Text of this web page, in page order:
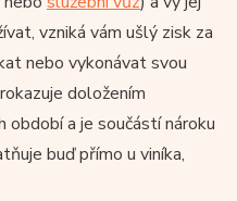
vzniká vám ušlý zisk za
nebo vykonávat svou
doložením
období a je součástí nároku
buď přímo u viníka,